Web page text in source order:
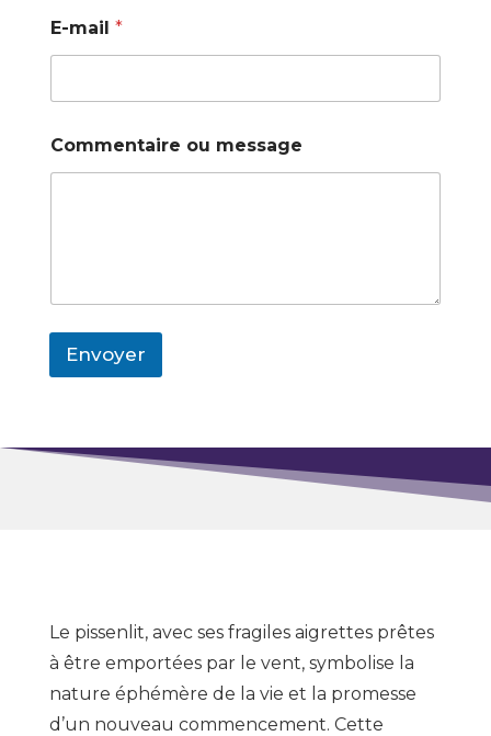
E-mail *
Commentaire ou message
Envoyer
Le pissenlit, avec ses fragiles aigrettes prêtes
à être emportées par le vent, symbolise la
nature éphémère de la vie et la promesse
d’un nouveau commencement. Cette